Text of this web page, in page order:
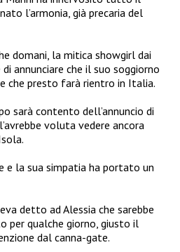
l’armonia, già precaria del
domani, la mitica showgirl dai
annunciare che il suo soggiorno
che presto farà rientro in Italia.
sarà contento dell’annuncio di
voluta vedere ancora
e la sua simpatia ha portato un
detto ad Alessia che sarebbe
per qualche giorno, giusto il
dal canna-gate.